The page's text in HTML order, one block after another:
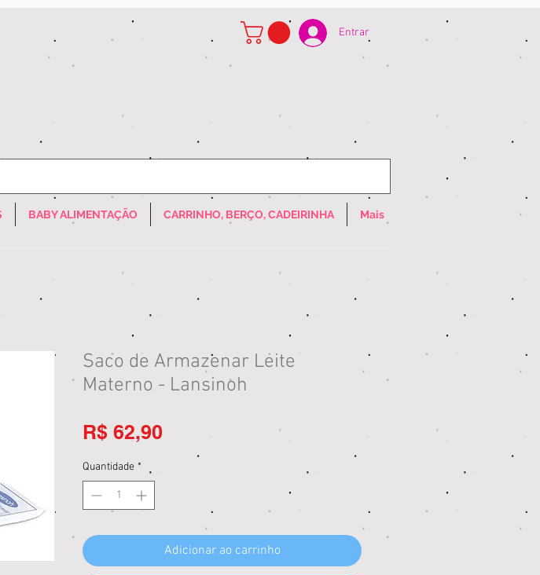
Entrar
BABY ALIMENTAÇÃO CARRINHO, BERÇO, CADEIRINHA Mais
Saco de Armazenar Leite
Materno - Lansinoh
R$ 62,90
Quantidade *
Adicionar ao carrinho